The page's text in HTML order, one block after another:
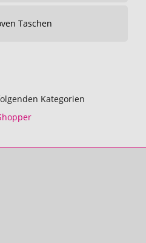
Taschen
Kategorien